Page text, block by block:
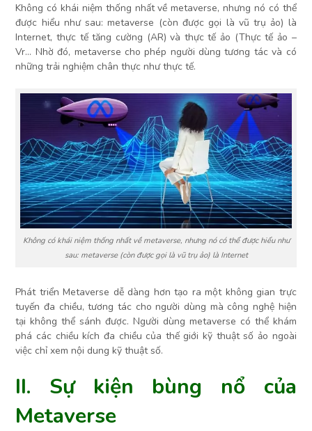
Không có khái niệm thống nhất về metaverse, nhưng nó có thể
được hiểu như sau: metaverse (còn được gọi là vũ trụ ảo) là
Internet, thực tế tăng cường (AR) và thực tế ảo (Thực tế ảo –
Vr… Nhờ đó, metaverse cho phép người dùng tương tác và có
những trải nghiệm chân thực như thực tế.
Không có khái niệm thống nhất về metaverse, nhưng nó có thể được hiểu như
sau: metaverse (còn được gọi là vũ trụ ảo) là Internet
Phát triển Metaverse dễ dàng hơn tạo ra một không gian trực
tuyến đa chiều, tương tác cho người dùng mà công nghệ hiện
tại không thể sánh được. Người dùng metaverse có thể khám
phá các chiều kích đa chiều của thế giới kỹ thuật số ảo ngoài
việc chỉ xem nội dung kỹ thuật số.
II. Sự kiện bùng nổ của
Metaverse